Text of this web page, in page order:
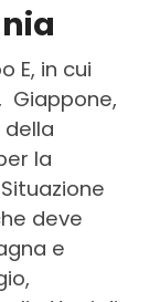
E, in cui
Giappone,
della
la
deve
e